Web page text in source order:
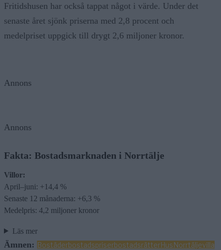
Fritidshusen har också tappat något i värde. Under det
senaste året sjönk priserna med 2,8 procent och
medelpriset uppgick till drygt 2,6 miljoner kronor.
Annons
Annons
Fakta: Bostadsmarknaden i Norrtälje
Villor:
April–juni: +14,4 %
Senaste 12 månaderna: +6,3 %
Medelpris: 4,2 miljoner kronor
Läs mer
Ämnen: BostäderbostadspriserbostadsrätterHusNorrtäljevilla